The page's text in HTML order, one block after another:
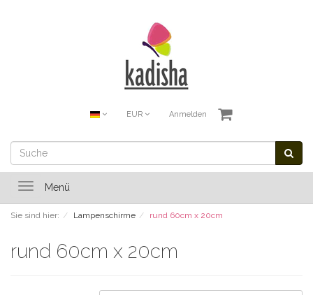
EUR Anmelden
ToggleMenü
Sie sind hier: Lampenschirme rund 60cm x 20cm
rund 60cm x 20cm